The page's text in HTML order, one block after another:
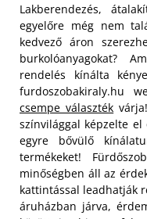
Lakberendezés,
egyelőre még nem
kedvező áron
burkolóanyagokat?
rendelés kínálta
furdoszobakiraly.hu
csempe választék
színvilággal képzelte
egyre bővülő
termékeket!
minőségben áll az
kattintással leadhatják
áruházban járva,